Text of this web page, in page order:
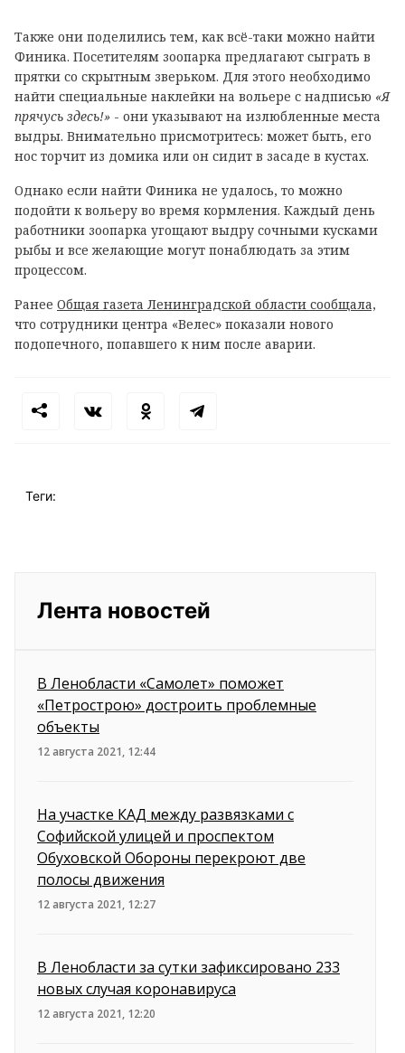
Также они поделились тем, как всё-таки можно найти
Финика. Посетителям зоопарка предлагают сыграть в
прятки со скрытным зверьком. Для этого необходимо
найти специальные наклейки на вольере с надписью «Я
прячусь здесь!» - они указывают на излюбленные места
выдры. Внимательно присмотритесь: может быть, его
нос торчит из домика или он сидит в засаде в кустах.
Однако если найти Финика не удалось, то можно
подойти к вольеру во время кормления. Каждый день
работники зоопарка угощают выдру сочными кусками
рыбы и все желающие могут понаблюдать за этим
процессом.
Ранее Общая газета Ленинградской области сообщала,
что сотрудники центра «Велес» показали нового
подопечного, попавшего к ним после аварии.
Теги:
Лента новостей
В Ленобласти «Самолет» поможет
«Петрострою» достроить проблемные
объекты
12 августа 2021, 12:44
На участке КАД между развязками с
Софийской улицей и проспектом
Обуховской Обороны перекроют две
полосы движения
12 августа 2021, 12:27
В Ленобласти за сутки зафиксировано 233
новых случая коронавируса
12 августа 2021, 12:20